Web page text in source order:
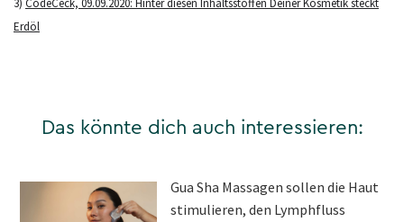
3) CodeCeck, 09.09.2020: Hinter diesen Inhaltsstoffen Deiner Kosmetik steckt
Erdöl
Das könnte dich auch interessieren:
Gua Sha Massagen sollen die Haut
stimulieren, den Lymphfluss